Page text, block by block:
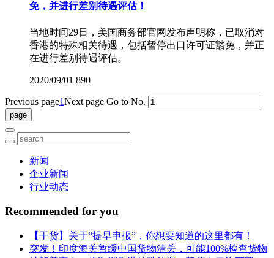
免，并进行差别待遇评估！
当地时间29日，美国商务部官网发布声明称，已取消对
香港的特殊相关待遇，包括暂停出口许可证豁免，并正
在进行差别待遇评估。
2020/09/01 890
Previous page1Next page Go to No.
新闻
企业新闻
行业动态
Recommended for you
【干货】关于“提早申报”，你想要知道的这里都有！
突发！印度海关暂缓中国货物清关，可能100%检查货物